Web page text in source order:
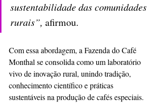
sustentabilidade das comunidades
rurais”, afirmou.
Com essa abordagem, a Fazenda do Café
Monthal se consolida como um laboratório
vivo de inovação rural, unindo tradição,
conhecimento científico e práticas
sustentáveis na produção de cafés especiais.